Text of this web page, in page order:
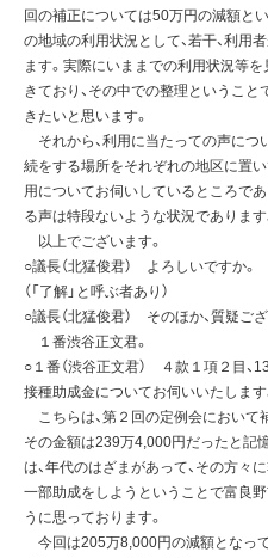
回の補正については50万円の減額と
の地域の利用状況として、若干、利用
ます。実際にいままでの利用状況等
きており、その中での整理というこ
きたいと思います。
それから、利用に当たっての声につ
続をする場所をそれぞれの地区に置
用についてお伺いしているところで
る声は特段ないような状況であります
以上でございます。
○議長（北猛俊君） よろしいですか。
（「了解」と呼ぶ者あり）
○議長（北猛俊君） そのほか、質疑ご
１番渋谷正文君。
○１番（渋谷正文君） ４款１項２目、
接種助成金についてお伺いいたします
こちらは、第２回の定例会において
その金額は239万4,000円だったと記
は、年代のはざまがあって、その方々
一部助成をしようということで富良
うに思っております。
今回は205万8,000円の減額となっ